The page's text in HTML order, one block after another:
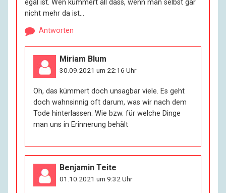
egal ist. Wen kümmert all dass, wenn man selbst gar
nicht mehr da ist…
Antworten
Miriam Blum
30.09.2021 um 22:16 Uhr
Oh, das kümmert doch unsagbar viele. Es geht
doch wahnsinnig oft darum, was wir nach dem
Tode hinterlassen. Wie bzw. für welche Dinge
man uns in Erinnerung behält
Benjamin Teite
01.10.2021 um 9:32 Uhr